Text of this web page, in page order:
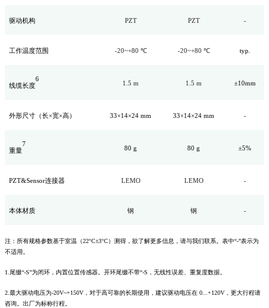
驱动机构 PZT PZT -
工作温度范围 -20~+80 ℃ -20~+80 ℃ typ.
线缆长度
6
1.5 m 1.5 m ±10mm
外形尺寸（长×宽×高） 33×14×24 mm 33×14×24 mm -
重量
7
80 g 80 g ±5%
PZT&Sensor连接器 LEMO LEMO -
本体材质 钢 钢 -
注：所有规格参数基于室温（22°C±3°C）测得，欲了解更多信息，请与我们联系。表中“-”表示为
不适用。
1.尾缀“-S”为闭环，内置位置传感器。开环尾缀不带“-S，无线性误差、重复度数据。
2.最大驱动电压为-20V~+150V，对于高可靠的长期使用，建议驱动电压在 0...+120V，更大行程请
咨询。出厂为标称行程。